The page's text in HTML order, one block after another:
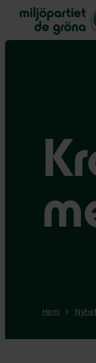
Miljöpartiet de
Hem